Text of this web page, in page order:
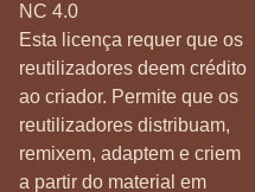
NC 4.0
Esta licença requer que os
reutilizadores deem crédito
ao criador. Permite que os
reutilizadores distribuam,
remixem, adaptem e criem
a partir do material em